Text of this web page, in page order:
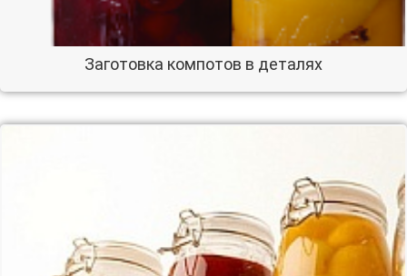
Заготовка компотов в деталях